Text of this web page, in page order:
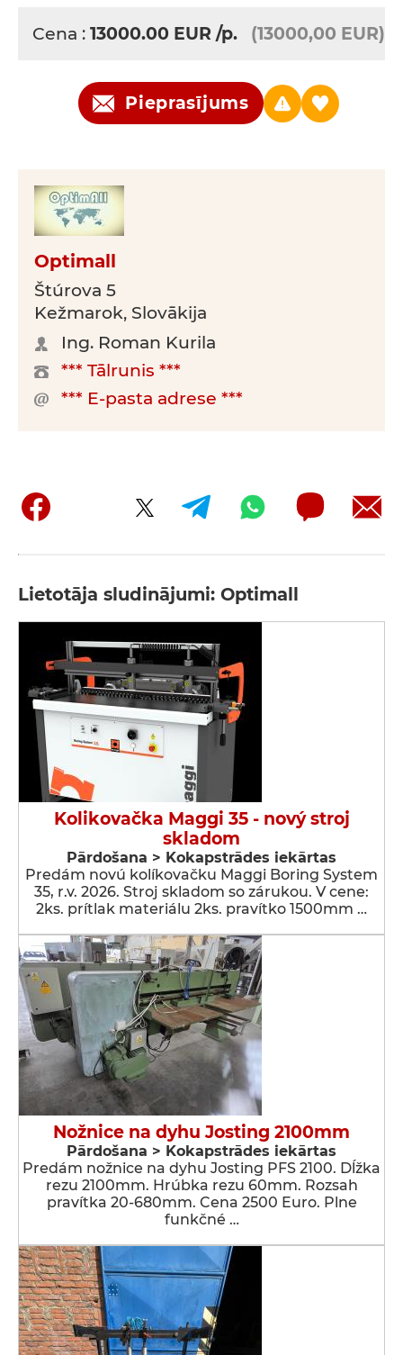
Cena : 13000.00 EUR /p. (13000,00 EUR)
Pieprasījums
Optimall
Štúrova 5
Kežmarok, Slovākija
Ing. Roman Kurila
*** Tālrunis ***
*** E-pasta adrese ***
Lietotāja sludinājumi: Optimall
Kolikovačka Maggi 35 - nový stroj
skladom
Pārdošana > Kokapstrādes iekārtas
Predám novú kolíkovačku Maggi Boring System
35, r.v. 2026. Stroj skladom so zárukou. V cene:
2ks. prítlak materiálu 2ks. pravítko 1500mm …
Nožnice na dyhu Josting 2100mm
Pārdošana > Kokapstrādes iekārtas
Predám nožnice na dyhu Josting PFS 2100. Dĺžka
rezu 2100mm. Hrúbka rezu 60mm. Rozsah
pravítka 20-680mm. Cena 2500 Euro. Plne
funkčné …